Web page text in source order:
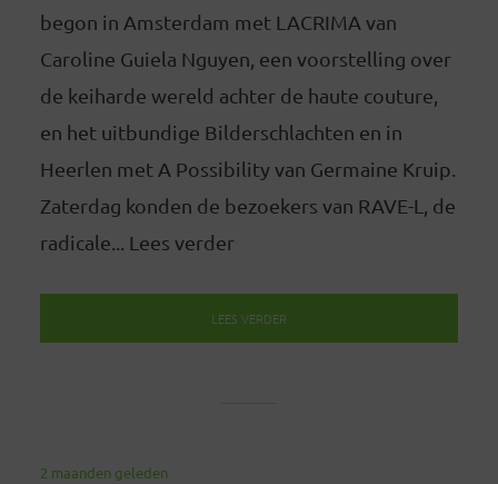
begon in Amsterdam met LACRIMA van
Caroline Guiela Nguyen, een voorstelling over
de keiharde wereld achter de haute couture,
en het uitbundige Bilderschlachten en in
Heerlen met A Possibility van Germaine Kruip.
Zaterdag konden de bezoekers van RAVE-L, de
radicale... Lees verder
LEES VERDER
2 maanden geleden